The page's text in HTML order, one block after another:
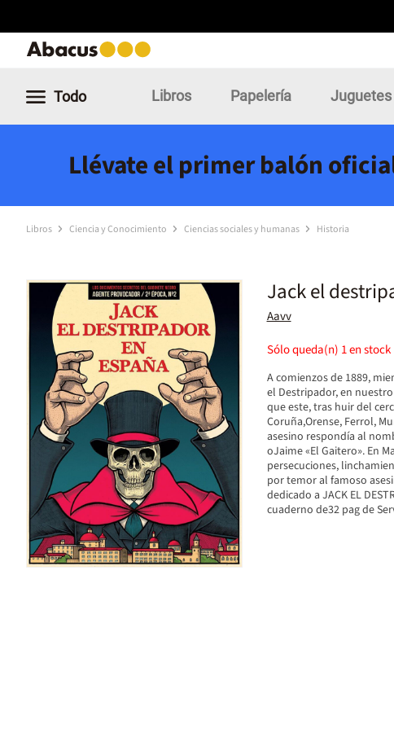
Todo Libros Papelería Juguetes
Llévate el primer balón
Libros Ciencia y Conocimiento Ciencias sociales y humanas Historia
Jack el
Aavv
Sólo queda(n) 1en stock
A comienzos de 1889,
el Destripador, en
que este, tras huir del
Coruña,Orense, Ferrol,
asesino respondía al
oJaime «El Gaitero». En
persecuciones,
por temor al famoso
dedicado a JACK EL
cuaderno de32 pag de